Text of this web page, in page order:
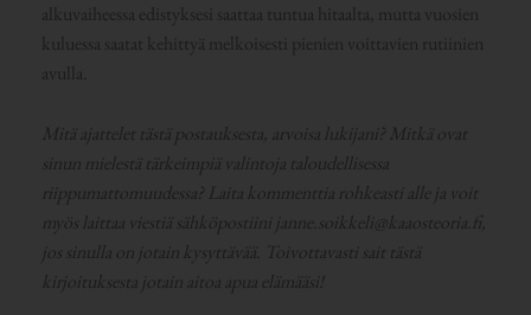
alkuvaiheessa edistyksesi saattaa tuntua hitaalta, mutta vuosien
kuluessa saatat kehittyä melkoisesti pienien voittavien rutiinien
avulla.
Mitä ajattelet tästä postauksesta, arvoisa lukijani? Mitkä ovat
sinun mielestä tärkeimpiä valintoja taloudellisessa
riippumattomuudessa? Laita kommenttia rohkeasti alle ja voit
myös laittaa viestiä sähköpostiini janne.soikkeli@kaaosteoria.fi,
jos sinulla on jotain kysyttävää. Toivottavasti sait tästä
kirjoituksesta jotain aitoa apua elämääsi!